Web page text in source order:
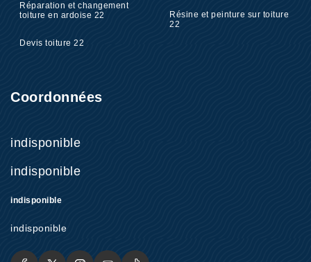
Réparation et changement
toiture en ardoise 22
Devis toiture 22
Résine et peinture sur toiture
22
Coordonnées
indisponible
indisponible
indisponible
indisponible